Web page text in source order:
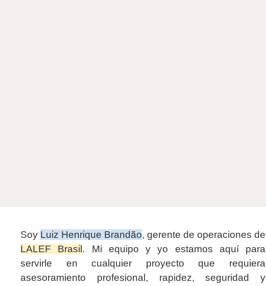
Soy Luiz Henrique Brandão, gerente de operaciones de
LALEF Brasil . Mi equipo y yo estamos aquí para
servirle en cualquier proyecto que requiera
asesoramiento profesional, rapidez, seguridad y